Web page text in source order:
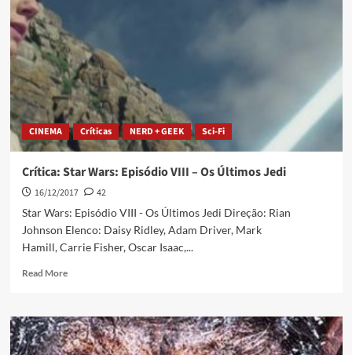
CINEMA Críticas NERD + GEEK Sci-Fi
Crítica: Star Wars: Episódio VIII – Os Últimos Jedi
16/12/2017
42
Star Wars: Episódio VIII - Os Últimos Jedi Direção: Rian
Johnson Elenco: Daisy Ridley, Adam Driver, Mark
Hamill, Carrie Fisher, Oscar Isaac,...
Read More